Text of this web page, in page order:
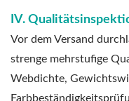
IV.
Vor dem Versand
strenge mehrstufige
Webdichte,